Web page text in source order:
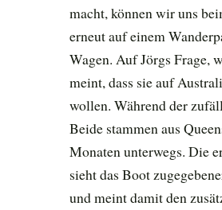
macht, können wir uns
erneut auf einem
Wagen. Auf Jörgs Frage,
meint, dass sie auf
wollen. Während der
Beide stammen aus
Monaten unterwegs. Die
sieht das Boot
und meint damit den